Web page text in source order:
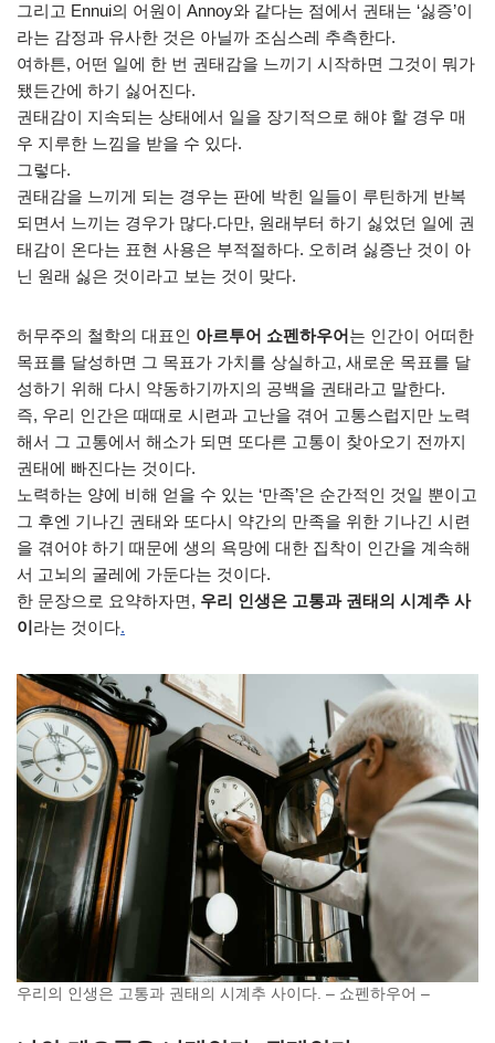
그리고 Ennui의 어원이 Annoy와 같다는 점에서 권태는 ‘싫증’이
라는 감정과 유사한 것은 아닐까 조심스레 추측한다.
여하튼, 어떤 일에 한 번 권태감을 느끼기 시작하면 그것이 뭐가
됐든간에 하기 싫어진다.
권태감이 지속되는 상태에서 일을 장기적으로 해야 할 경우 매
우 지루한 느낌을 받을 수 있다.
그렇다.
권태감을 느끼게 되는 경우는 판에 박힌 일들이 루틴하게 반복
되면서 느끼는 경우가 많다.다만, 원래부터 하기 싫었던 일에 권
태감이 온다는 표현 사용은 부적절하다. 오히려 싫증난 것이 아
닌 원래 싫은 것이라고 보는 것이 맞다.
허무주의 철학의 대표인 아르투어 쇼펜하우어는 인간이 어떠한
목표를 달성하면 그 목표가 가치를 상실하고, 새로운 목표를 달
성하기 위해 다시 약동하기까지의 공백을 권태라고 말한다.
즉, 우리 인간은 때때로 시련과 고난을 겪어 고통스럽지만 노력
해서 그 고통에서 해소가 되면 또다른 고통이 찾아오기 전까지
권태에 빠진다는 것이다.
노력하는 양에 비해 얻을 수 있는 ‘만족’은 순간적인 것일 뿐이고
그 후엔 기나긴 권태와 또다시 약간의 만족을 위한 기나긴 시련
을 겪어야 하기 때문에 생의 욕망에 대한 집착이 인간을 계속해
서 고뇌의 굴레에 가둔다는 것이다.
한 문장으로 요약하자면, 우리 인생은 고통과 권태의 시계추 사
이라는 것이다.
우리의 인생은 고통과 권태의 시계추 사이다. – 쇼펜하우어 –